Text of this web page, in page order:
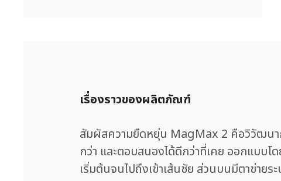
เรื่องราวของผลิตภัณฑ์
สัมผัสความยืดหยุ่น MagMax 2 คือวิวัฒนา
กว่า และตอบสนองได้ดีกว่าที่เคย ออกแบบ
เริ่มต้นจนไปถึงเข้าเส้นชัย ส่วนบนมีตาข่าย